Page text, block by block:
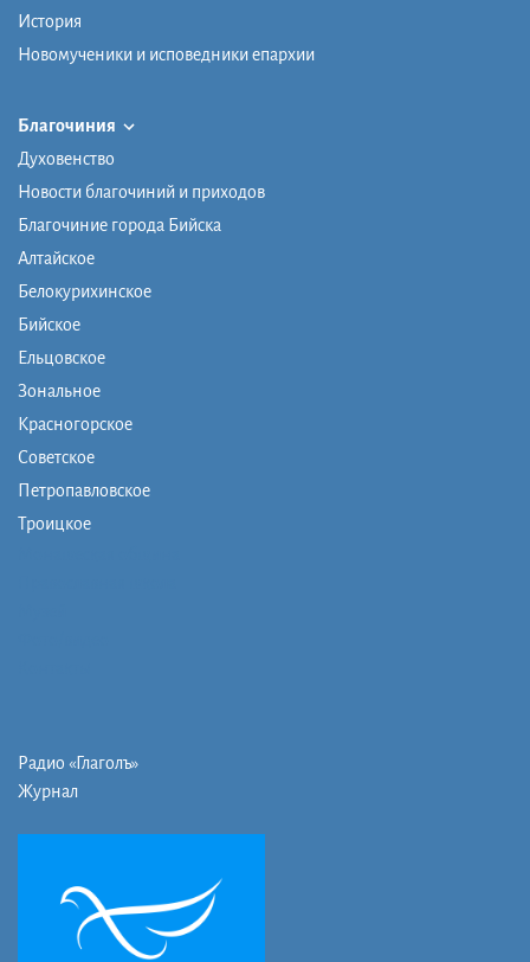
История
Новомученики и исповедники епархии
Благочиния
Духовенство
Новости благочиний и приходов
Благочиние города Бийска
Алтайское
Белокурихинское
Бийское
Ельцовское
Зональное
Красногорское
Советское
Петропавловское
Троицкое
Радио «Глаголъ»
Журнал